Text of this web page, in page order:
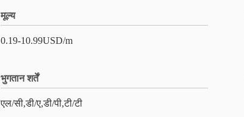
मूल्य
0.19-10.99USD/m
भुगतान शर्तें
एल/सी,डी/ए,डी/पी,टी/टी